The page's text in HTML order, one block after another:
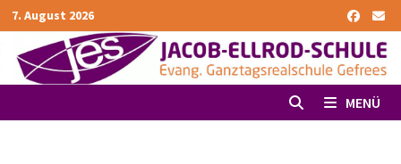
Zurück
zum
Inhalt
7. August 2026
MENÜ